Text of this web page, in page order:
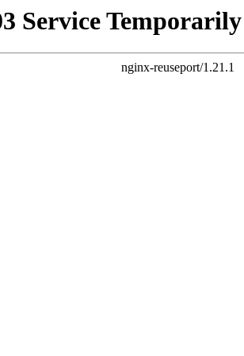
Service
nginx-reuseport/1.21.1